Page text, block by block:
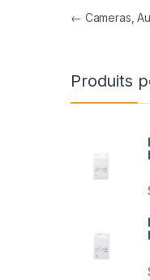
← Cameras,
Produits